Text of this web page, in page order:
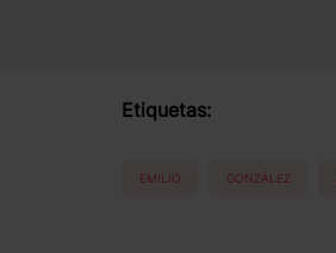
Etiquetas:
EMILIO GONZÁLEZ